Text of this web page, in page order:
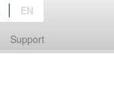
Support
EN